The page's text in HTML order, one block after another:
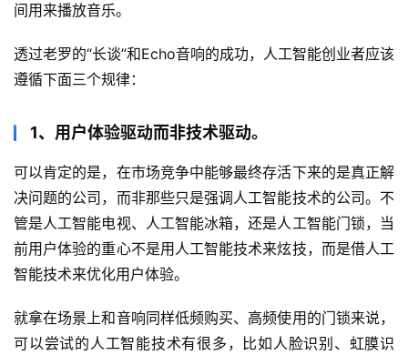
间用来播放音乐。
透过老罗的“长谈”和Echo音响的成功，人工智能创业者应该
遵循下面三个规律：
1、用户体验驱动而非技术驱动。
可以肯定的是，在市场竞争中能够最终存活下来的是真正解
决问题的公司，而非那些只是强调人工智能技术的公司。不
管是人工智能电视、人工智能冰箱，还是人工智能门锁，当
前用户体验的重心不是用人工智能技术来炫技，而是借人工
智能技术来优化用户体验。
就拿在场景上和音响同样低频购买、高频使用的门锁来说，
可以尝试的人工智能技术有很多，比如人脸识别、虹膜识